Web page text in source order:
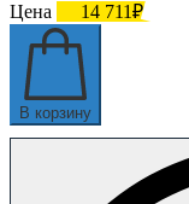
Цена
14 711₽
В корзину